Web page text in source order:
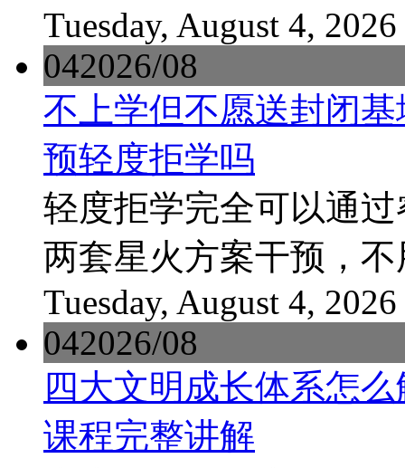
Tuesday, August 4, 2026
042026/08
不上学但不愿送封闭
预轻度拒学吗
轻度拒学完全可以通
两套星火方案干预，
Tuesday, August 4, 2026
042026/08
四大文明成长体系怎
课程完整讲解